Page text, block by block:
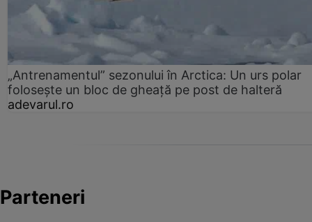
„Antrenamentul” sezonului în Arctica: Un urs polar
folosește un bloc de gheață pe post de halteră
adevarul.ro
Parteneri